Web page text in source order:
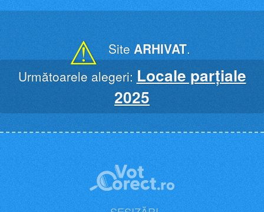
⚠ Site ARHIVAT.
Următoarele alegeri: Locale parțiale
2025